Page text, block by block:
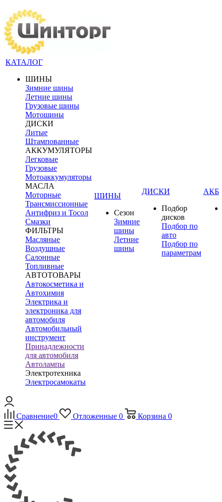
КАТАЛОГ
ШИНЫ
Зимние шины
Летние шины
Грузовые шины
Мотошины
ДИСКИ
Литые
Штампованные
АККУМУЛЯТОРЫ
Легковые
Грузовые
Мотоаккумуляторы
МАСЛА
Моторные
Трансмиссионные
Антифриз и Тосол
Смазки
ФИЛЬТРЫ
Масляные
Воздушные
Салонные
Топливные
АВТОТОВАРЫ
Автокосметика и
Автохимия
Электрика и
электроника для
автомобиля
Автомобильный
инструмент
Принадлежности
для автомобиля
Автолампы
Электротехника
Электросамокаты
ШИНЫ
Сезон
Зимние
шины
Летние
шины
ДИСКИ
Подбор
дисков
Подбор по
авто
Подбор по
параметрам
АКБ
Сравнение0 Отложенные 0 Корзина 0